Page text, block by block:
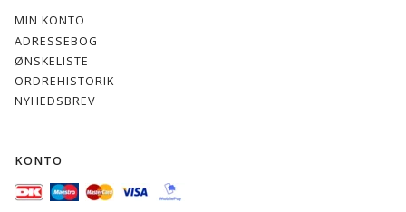
MIN KONTO
ADRESSEBOG
ØNSKELISTE
ORDREHISTORIK
NYHEDSBREV
KONTO